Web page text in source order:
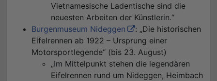
Vietnamesische Ladentische sind die
neuesten Arbeiten der Künstlerin.“
Burgenmuseum Nideggen
: „Die historischen
Eifelrennen ab 1922 – Ursprung einer
Motorsportlegende“ (bis 23. August)
„Im Mittelpunkt stehen die legendären
Eifelrennen rund um Nideggen, Heimbach